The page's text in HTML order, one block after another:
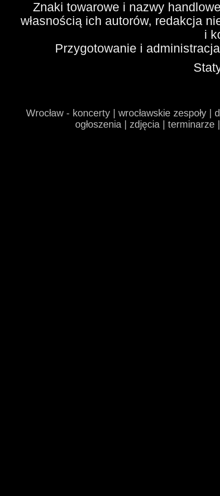
Znaki towarowe i nazwy
własnością ich autorów, redakcja
i
Przygotowanie i
Wrocław - koncerty | wrocławskie zespoły
ogłoszenia | zdjęcia |